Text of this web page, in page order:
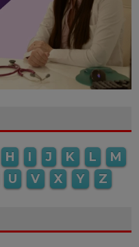
H I J K L
M
U V X Y Z